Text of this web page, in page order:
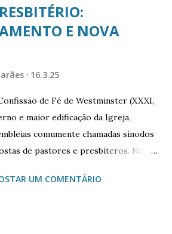
E NOVA
16.3.25
de Fé de Westminster (XXXI,
e maior edificação da Igreja,
comumente chamadas sínodos
de pastores e presbíteros. No
local, Presbitério, Sínodo e
60, da CI/IPB), cujas mesas
UM COMENTÁRIO